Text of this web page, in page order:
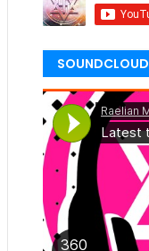
SOUNDCLOUD